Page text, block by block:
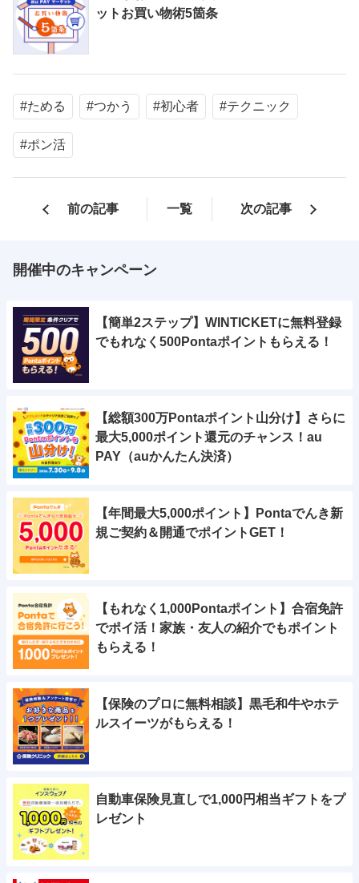
ットお買い物術5箇条
#ためる #つかう #初心者 #テクニック
#ポン活
前の記事 一覧 次の記事
開催中のキャンペーン
【簡単2ステップ】WINTICKETに無料登録
でもれなく500Pontaポイントもらえる！
【総額300万Pontaポイント山分け】さらに
最大5,000ポイント還元のチャンス！au
PAY（auかんたん決済）
【年間最大5,000ポイント】Pontaでんき新
規ご契約＆開通でポイントGET！
【もれなく1,000Pontaポイント】合宿免許
でポイ活！家族・友人の紹介でもポイント
もらえる！
【保険のプロに無料相談】黒毛和牛やホテ
ルスイーツがもらえる！
自動車保険見直しで1,000円相当ギフトをプ
レゼント